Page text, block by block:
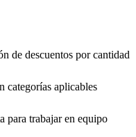
de descuentos por cantidad
categorías aplicables
para trabajar en equipo